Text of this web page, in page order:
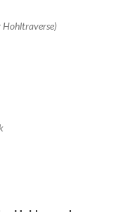
Hohltraverse)